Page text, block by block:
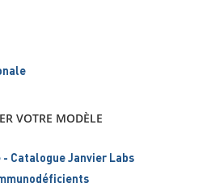
VOTRE MODÈLE
Catalogue Janvier Labs